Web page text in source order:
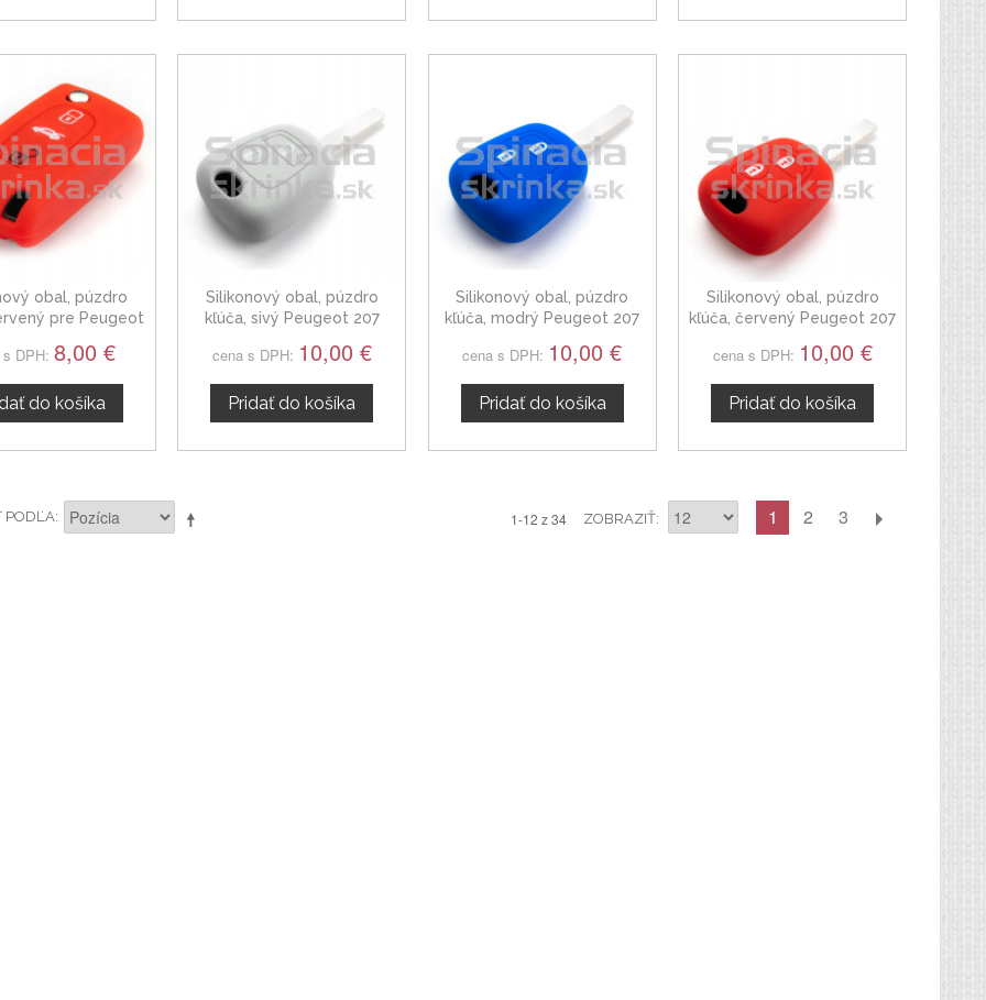
obal, púzdro
pre Peugeot
DPH: 8,00 €
do košíka
Silikonový obal, púzdro
kľúča, sivý Peugeot 207
cena s DPH: 10,00 €
Pridať do košíka
Silikonový obal, púzdro
kľúča, modrý Peugeot 207
cena s DPH: 10,00 €
Pridať do košíka
Silikonový obal, púzdro
kľúča, červený Peugeot 207
cena s DPH: 10,00 €
Pridať do košíka
PODĽA 1-12 z 34 ZOBRAZIŤ 1 2 3